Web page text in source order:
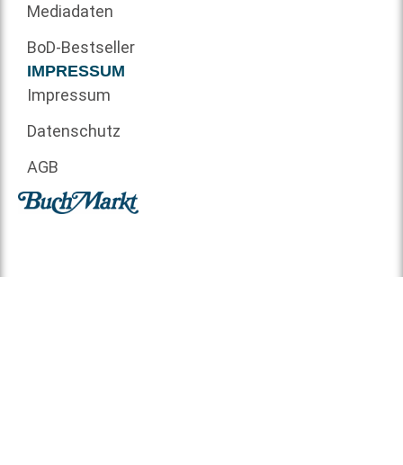
Mediadaten
BoD-Bestseller
IMPRESSUM
Impressum
Datenschutz
AGB